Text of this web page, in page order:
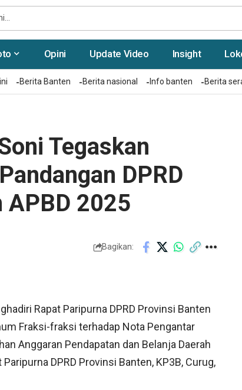
Opini Update Video Insight
Berita Banten Berita nasional Info banten Berita
Tegaskan
DPRD
APBD 2025
Bagikan:
Rapat Paripurna DPRD Provinsi Banten
Fraksi-fraksi terhadap Nota Pengantar
Anggaran Pendapatan dan Belanja Daerah
DPRD Provinsi Banten, KP3B, Curug,